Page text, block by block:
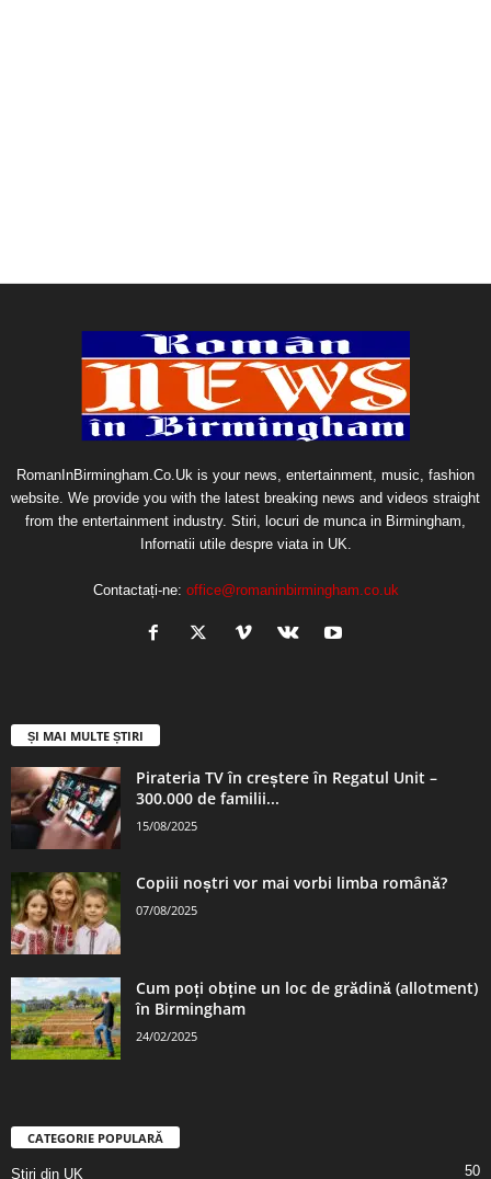
RomanInBirmingham.Co.Uk is your news, entertainment, music, fashion
website. We provide you with the latest breaking news and videos straight
from the entertainment industry. Stiri, locuri de munca in Birmingham,
Infornatii utile despre viata in UK.
Contactați-ne: office@romaninbirmingham.co.uk
ȘI MAI MULTE ȘTIRI
Pirateria TV în creștere în Regatul Unit –
300.000 de familii...
15/08/2025
Copiii noștri vor mai vorbi limba română?
07/08/2025
Cum poți obține un loc de grădină (allotment)
în Birmingham
24/02/2025
CATEGORIE POPULARĂ
Stiri din UK 50